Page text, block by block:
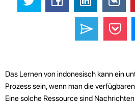
Das Lernen von indonesisch kann ein
Prozess sein, wenn man die
Eine solche Ressource sind